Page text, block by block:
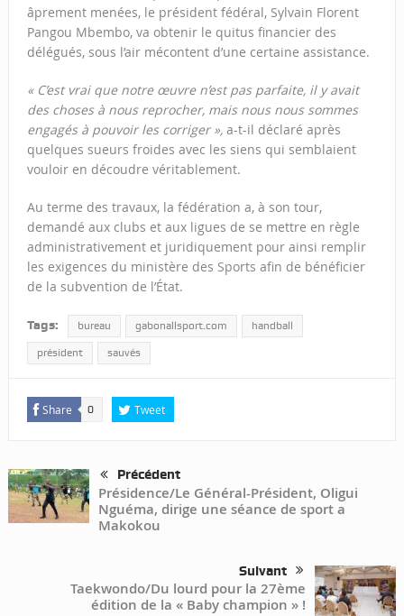
âprement menées, le président fédéral, Sylvain Florent
Pangou Mbembo, va obtenir le quitus financier des
délégués, sous l’air mécontent d’une certaine assistance.
« C’est vrai que notre œuvre n’est pas parfaite, il y avait
des choses à nous reprocher, mais nous nous sommes
engagés à pouvoir les corriger »,a-t-il déclaré après
quelques sueurs froides avec les siens qui semblaient
vouloir en découdre véritablement.
Au terme des travaux, la fédération a, à son tour,
demandé aux clubs et aux ligues de se mettre en règle
administrativement et juridiquement pour ainsi remplir
les exigences du ministère des Sports afin de bénéficier
de la subvention de l’État.
Tags: bureau gabonallsport.com handball
président sauvés
Share 0 Tweet
Précédent
Présidence/Le Général-Président, Oligui
Nguéma, dirige une séance de sport a
Makokou
Suivant
Taekwondo/Du lourd pour la 27ème
édition de la « Baby champion » !